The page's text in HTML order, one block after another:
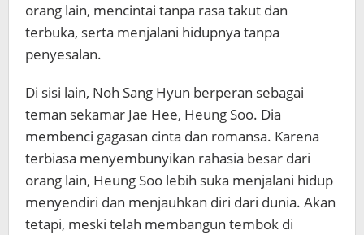
orang lain, mencintai tanpa rasa takut dan
terbuka, serta menjalani hidupnya tanpa
penyesalan.
Di sisi lain, Noh Sang Hyun berperan sebagai
teman sekamar Jae Hee, Heung Soo. Dia
membenci gagasan cinta dan romansa. Karena
terbiasa menyembunyikan rahasia besar dari
orang lain, Heung Soo lebih suka menjalani hidup
menyendiri dan menjauhkan diri dari dunia. Akan
tetapi, meski telah membangun tembok di